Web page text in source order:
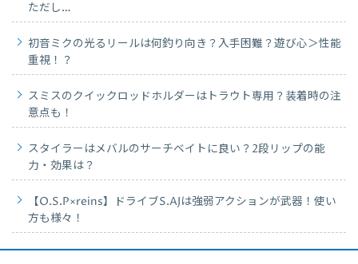
ただし…
初音ミクの光るリールは何釣り向き？入手困難？遊び心＞性能
重視！？
スミスのクイックロッドホルダーはトラウト専用？装着時の注
意点も！
スタイラーはメバルのサーチベイトに良い？2段リップの能
力・効果は？
【O.S.P×reins】ドライブS.AJは強弱アクションが武器！使い
方も様々！